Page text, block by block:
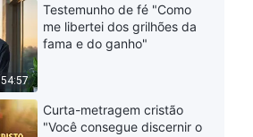
Série de sermões: Buscando fé
verdadeira | O que é a
encarnação?
54:57
Testemunho de fé "Como
me libertei dos grilhões da
fama e do ganho"
Curta-metragem cristão
"Você consegue discernir o